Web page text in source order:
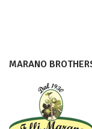
MARANO